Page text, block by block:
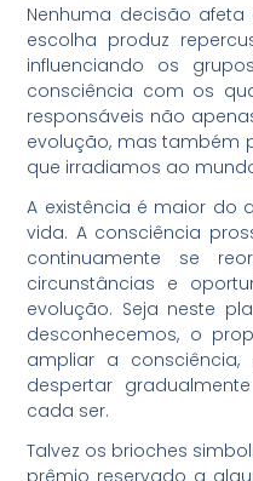
Nenhuma decisão
escolha produz
influenciando os
consciência com os
responsáveis não
evolução, mas também
que irradiamos ao
A existência é maior do
vida. A consciência
continuamente se
circunstâncias e
evolução. Seja neste
desconhecemos, o
ampliar a consciência,
despertar
cada ser.
Talvez os brioches
prêmio reservado a